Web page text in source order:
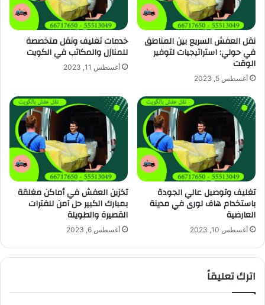
نقل العفش السريع بين المناطق
في حولي: استراتيجيات لتوفير
الوقت
أغسطس 5, 2023
خدمات تغليف ونقل متخصصة
للمنازل والمكاتب في الكويت
أغسطس 11, 2023
تغليف وتوصيل عالي الجودة
باستخدام هاف لورى في مدينة
العارضية
أغسطس 10, 2023
تخزين العفش في أماكن مغلقة
بمبارك الكبير حل آمن للفترات
القصيرة والطويلة
أغسطس 6, 2023
اترك تعليقاً